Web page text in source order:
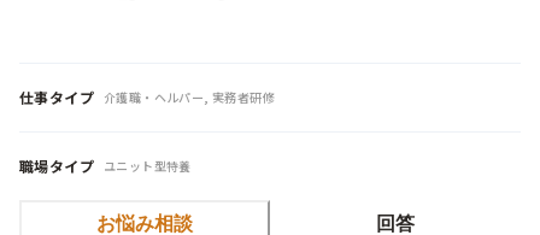
仕事タイプ 介護職・ヘルパー, 実務者研修
職場タイプ ユニット型特養
お悩み相談 回答